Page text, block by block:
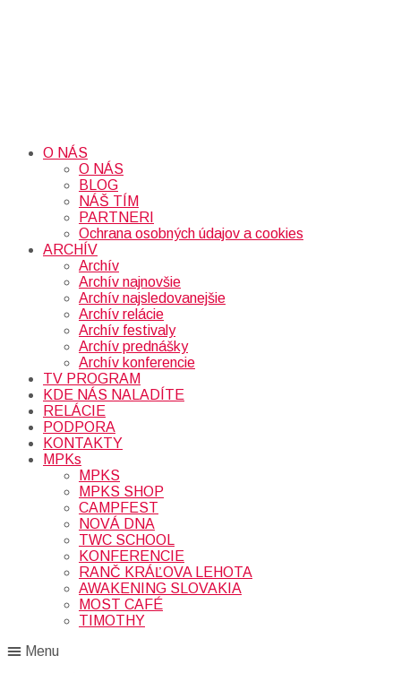
O NÁS
O NÁS
BLOG
NÁŠ TÍM
PARTNERI
Ochrana osobných údajov a cookies
ARCHÍV
Archív
Archív najnovšie
Archív najsledovanejšie
Archív relácie
Archív festivaly
Archív prednášky
Archív konferencie
TV PROGRAM
KDE NÁS NALADÍTE
RELÁCIE
PODPORA
KONTAKTY
MPKs
MPKS
MPKS SHOP
CAMPFEST
NOVÁ DNA
TWC SCHOOL
KONFERENCIE
RANČ KRÁĽOVA LEHOTA
AWAKENING SLOVAKIA
MOST CAFÉ
TIMOTHY
Menu